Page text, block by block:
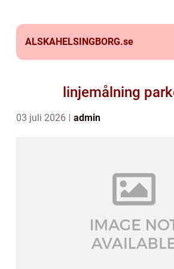
ALSKAHELSINGBORG.se
linjemålning
03 juli 2026 admin